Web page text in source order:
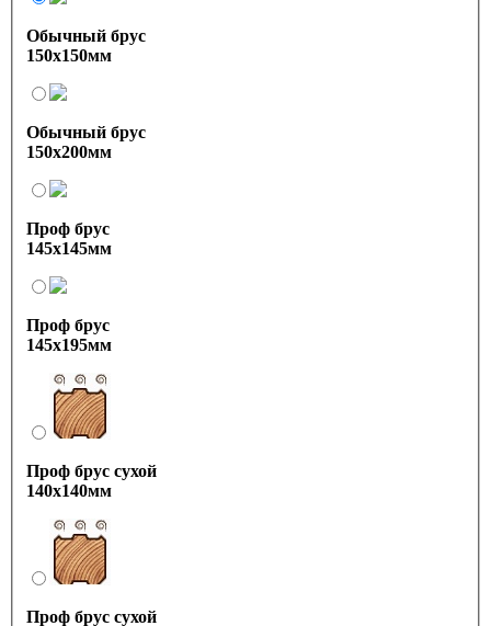
Обычный брус
150х150мм
Обычный брус
150х200мм
Проф брус
145х145мм
Проф брус
145х195мм
Проф брус сухой
140х140мм
Проф брус сухой